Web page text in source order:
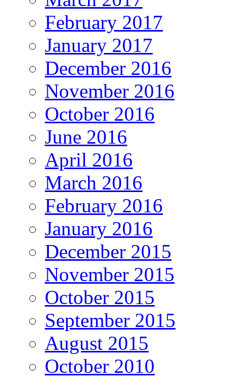
February 2017
January 2017
December 2016
November 2016
October 2016
June 2016
April 2016
March 2016
February 2016
January 2016
December 2015
November 2015
October 2015
September 2015
August 2015
October 2010